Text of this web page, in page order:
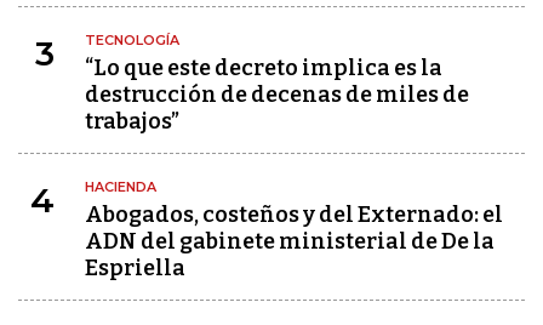
3 TECNOLOGÍA
“Lo que este decreto implica es la
destrucción de decenas de miles de
trabajos”
4 HACIENDA
Abogados, costeños y del Externado: el
ADN del gabinete ministerial de De la
Espriella